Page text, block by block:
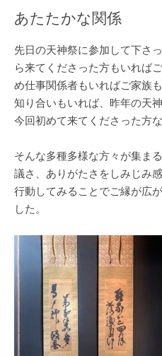
あたたかな関係
先日の天神祭に参加して下さ
ら来てくださった方もいれば
め仕事関係者もいればご家族
知り合いもいれば、昨年の天
今回初めて来てくださった方
そんな多種多様な方々が集ま
議さ、ありがたさをしみじみ
行動してみることでご縁が広
した。